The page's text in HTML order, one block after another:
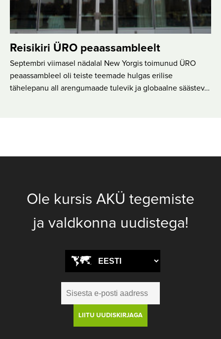
Reisikiri ÜRO peaassambleelt
Septembri viimasel nädalal New Yorgis toimunud ÜRO
peaassambleel oli teiste teemade hulgas erilise
tähelepanu all arengumaade tulevik ja globaalne säästev…
Ole kursis AKÜ tegemiste
ja valdkonna uudistega!